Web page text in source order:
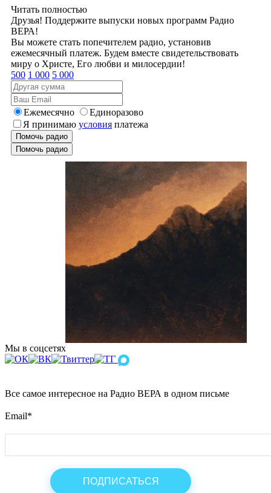
Читать полностью
Друзья! Поддержите выпуски новых программ Радио
ВЕРА!
Вы можете стать попечителем радио, установив
ежемесячный платеж. Будем вместе свидетельствовать
миру о Христе, Его любви и милосердии!
500 1 000 5 000
Ежемесячно
Единоразово
Я принимаю условия платежа
Помочь радио
Помочь радио
Мы в соцсетях
Все самое интересное на Радио ВЕРА в одном письме
Email*